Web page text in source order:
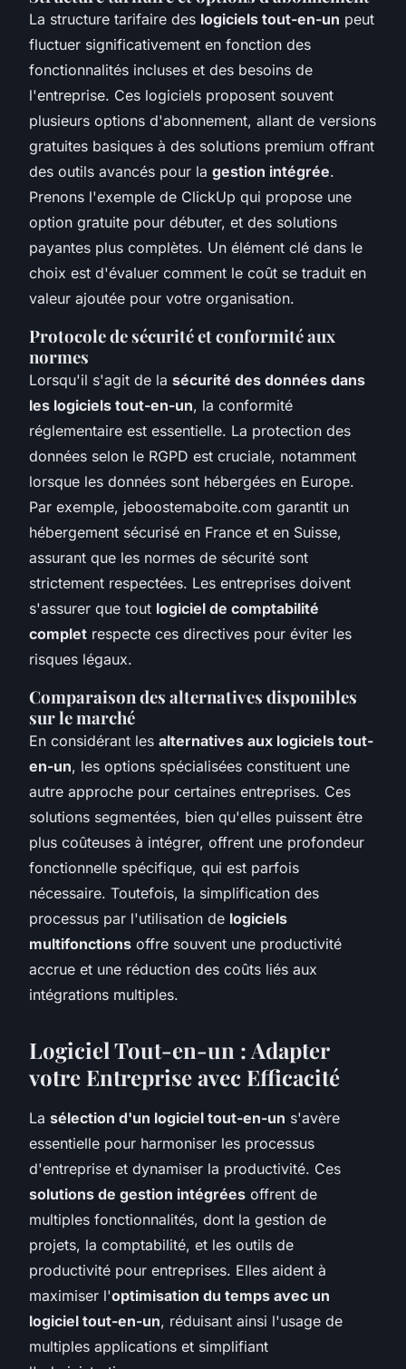
La structure tarifaire des logiciels tout-en-un peut
fluctuer significativement en fonction des
fonctionnalités incluses et des besoins de
l'entreprise. Ces logiciels proposent souvent
plusieurs options d'abonnement, allant de versions
gratuites basiques à des solutions premium offrant
des outils avancés pour la gestion intégrée.
Prenons l'exemple de ClickUp qui propose une
option gratuite pour débuter, et des solutions
payantes plus complètes. Un élément clé dans le
choix est d'évaluer comment le coût se traduit en
valeur ajoutée pour votre organisation.
Protocole de sécurité et conformité aux
normes
Lorsqu'il s'agit de la sécurité des données dans
les logiciels tout-en-un, la conformité
réglementaire est essentielle. La protection des
données selon le RGPD est cruciale, notamment
lorsque les données sont hébergées en Europe.
Par exemple, jeboostemaboite.com garantit un
hébergement sécurisé en France et en Suisse,
assurant que les normes de sécurité sont
strictement respectées. Les entreprises doivent
s'assurer que tout logiciel de comptabilité
complet respecte ces directives pour éviter les
risques légaux.
Comparaison des alternatives disponibles
sur le marché
En considérant les alternatives aux logiciels tout-
en-un, les options spécialisées constituent une
autre approche pour certaines entreprises. Ces
solutions segmentées, bien qu'elles puissent être
plus coûteuses à intégrer, offrent une profondeur
fonctionnelle spécifique, qui est parfois
nécessaire. Toutefois, la simplification des
processus par l'utilisation de logiciels
multifonctions offre souvent une productivité
accrue et une réduction des coûts liés aux
intégrations multiples.
Logiciel Tout-en-un : Adapter
votre Entreprise avec Efficacité
La sélection d'un logiciel tout-en-un s'avère
essentielle pour harmoniser les processus
d'entreprise et dynamiser la productivité. Ces
solutions de gestion intégrées offrent de
multiples fonctionnalités, dont la gestion de
projets, la comptabilité, et les outils de
productivité pour entreprises. Elles aident à
maximiser l'optimisation du temps avec un
logiciel tout-en-un, réduisant ainsi l'usage de
multiples applications et simplifiant